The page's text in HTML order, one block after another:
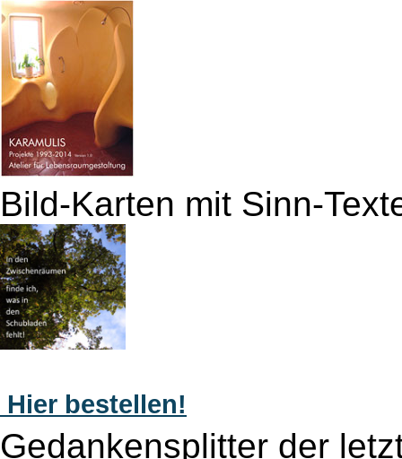
Bild-Karten mit Sinn-
Hier bestellen!
Gedankensplitter der